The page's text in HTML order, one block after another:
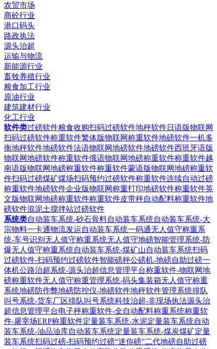
农贸市场
商砼行业
港口码头
路政执法
源头治超
运输与物流
新能源行业
畜牧养殖行业
粮食加工行业
原油行业
建筑建材行业
化工行业
软件类过磅软件粮食收购扫码过磅软件地秤软件日语版物联网
扫码过磅软件称重软件繁体版物联网称重软件地磅软件一机多
衡地秤软件地磅软件法语物联网地磅软件地磅软件西班牙语版
物联网地磅软件称重软件俄语物联网地磅称重软件称重软件越
南语版物联网地磅称重软件称重软件蒙语版物联网地磅称重软
件扫码过磅煤矿煤场扫码预约过磅软件称重软件连续自动过磅
称重软件地磅软件企业版物联网称重打印地磅软件称重软件英
文版物联网地磅称重软件称重软件皮带秤自动配料称重软件地
磅软件混泥土搅拌站过磅软件
系统类自动装车系统-砂石骨料自动装车系统自动装车系统-大
宗物料一卡通物流发运自动装车系统一码通无人值守称重系
统-车号识别无人值守称重系统无人值守地磅智能管理系统-防
爆无人值守称重系统自动装车系统-煤矿山自动装车系统扫码
过磅软件-扫码预约过磅软件智能磅秤公磅机-地磅自助过磅一
体机公路治超系统-源头治超信息管理平台称重软件-物联网地
磅称重软件无人值守称重管理系统-码头集装箱无人值守称重
系统地磅防作弊地磅防控仪-地磅软件地秤软件管理系统排队
叫号系统-货车厂区排队叫号系统科技治超-非现场执法源头治
超信息管理平台电子秤称重软件-全自动配料称重系统称重软
件-屠宰场ERP称重软件定量装车系统-水泥定量装车系统自动
装车系统-油品油库自动装车系统定量装车系统-煤炭煤矿定量
装车系统扫码过磅-扫码预约过磅“迷你磅”二代地磅自助过磅